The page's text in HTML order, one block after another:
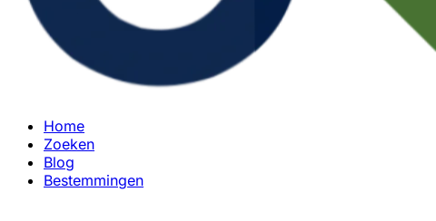
Home
Zoeken
Blog
Bestemmingen